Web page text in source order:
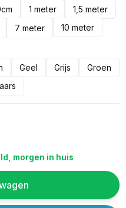
1 meter
1,5 meter
7 meter 10 meter
Geel Grijs
Groen
morgen in huis